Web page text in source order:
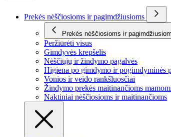
Prekės nėščiosioms ir pagimdžiusioms
Prekės nėščiosioms ir
Peržiūrėti visus
Gimdyvės krepšelis
Nėščiųjų ir žindymo pagalvės
Higiena po gimdymo ir pogimdyminės
Vonios ir veido rankšluosčiai
Žindymo prekės maitinančioms
Naktiniai nėščiosioms ir maitinančioms